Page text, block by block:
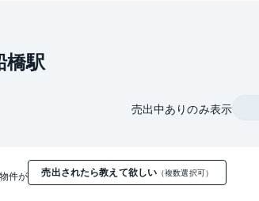
橋駅
売出中ありのみ表示
件が 売出されたら教えて欲しい （複数選択可）